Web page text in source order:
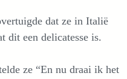
dat ze in Italië
dit een delicatesse is.
ze “En nu draai ik het